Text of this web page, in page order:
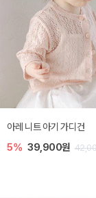
[SIZE ~6Y] 로메이 라운
10% 23,400원